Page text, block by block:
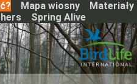
Mapa wiosny
Materiały
Spring Alive